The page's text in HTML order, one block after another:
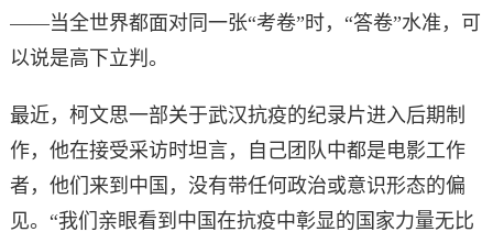
——当全世界都面对同一张“考卷”时，“答卷”水准，可
以说是高下立判。
最近，柯文思一部关于武汉抗疫的纪录片进入后期制
作，他在接受采访时坦言，自己团队中都是电影工作
者，他们来到中国，没有带任何政治或意识形态的偏
见。“我们亲眼看到中国在抗疫中彰显的国家力量无比